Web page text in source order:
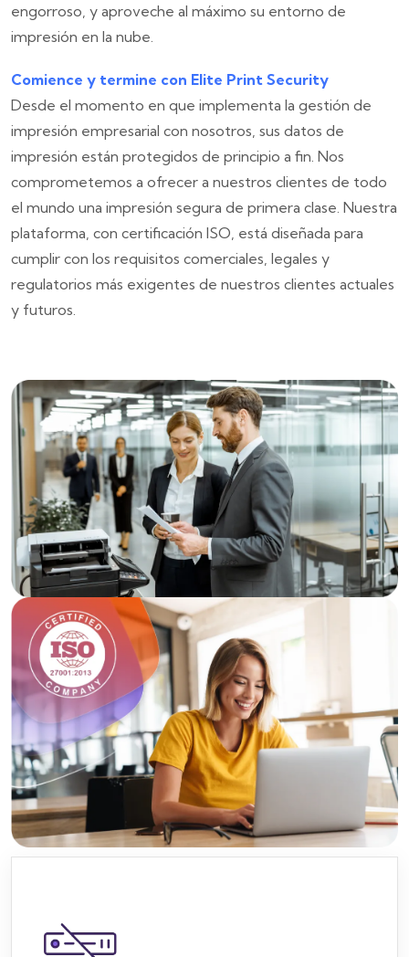
engorroso, y aproveche al máximo su entorno de
impresión en la nube.
Comience y termine con Elite Print Security
Desde el momento en que implementa la gestión de
impresión empresarial con nosotros, sus datos de
impresión están protegidos de principio a fin. Nos
comprometemos a ofrecer a nuestros clientes de todo
el mundo una impresión segura de primera clase. Nuestra
plataforma, con certificación ISO, está diseñada para
cumplir con los requisitos comerciales, legales y
regulatorios más exigentes de nuestros clientes actuales
y futuros.